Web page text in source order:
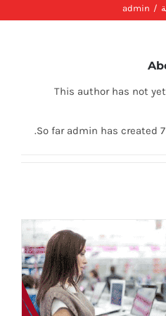
admin
This author has not
So far admin has created